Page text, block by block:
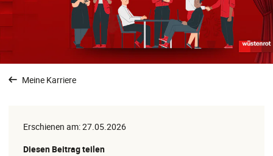
Meine Karriere
Erschienen am: 27.05.2026
Diesen Beitrag teilen